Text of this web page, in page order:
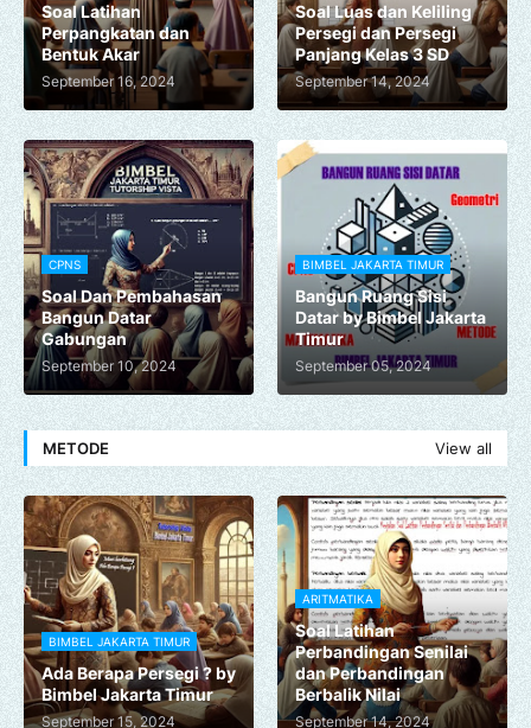
Soal Latihan
Perpangkatan dan
Bentuk Akar
September 16, 2024
Soal Luas dan Keliling
Persegi dan Persegi
Panjang Kelas 3 SD
September 14, 2024
CPNS
Soal Dan Pembahasan
Bangun Datar
Gabungan
September 10, 2024
BIMBEL JAKARTA TIMUR
Bangun Ruang Sisi
Datar by Bimbel Jakarta
Timur
September 05, 2024
METODE View all
BIMBEL JAKARTA TIMUR
Ada Berapa Persegi ? by
Bimbel Jakarta Timur
September 15, 2024
ARITMATIKA
Soal Latihan
Perbandingan Senilai
dan Perbandingan
Berbalik Nilai
September 14, 2024